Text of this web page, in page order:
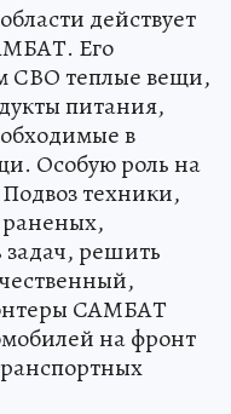
действует
Его
СВО теплые вещи,
питания,
в
Особую роль на
техники,
раненых,
решить
САМБАТ
на фронт